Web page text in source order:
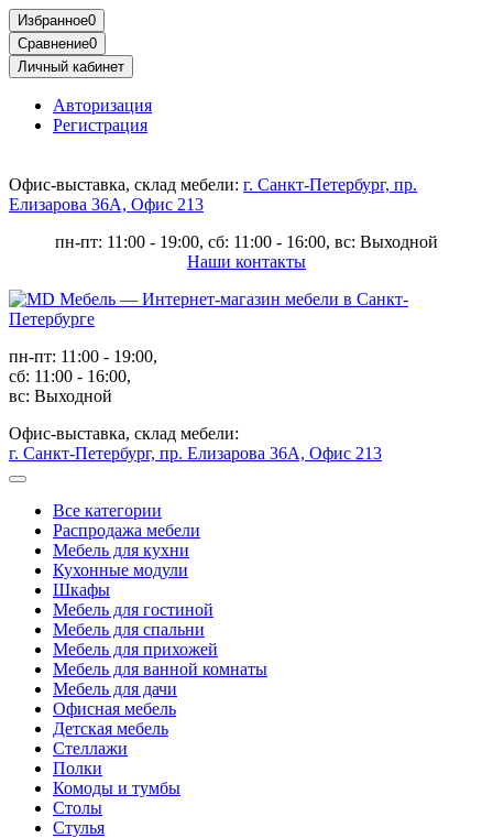
Избранное0
Сравнение0
Личный кабинет
Авторизация
Регистрация
Офис-выставка, склад мебели: г. Санкт-Петербург, пр.
Елизарова 36А, Офис 213
пн-пт: 11:00 - 19:00, сб: 11:00 - 16:00, вс: Выходной
Наши контакты
пн-пт: 11:00 - 19:00,
сб: 11:00 - 16:00,
вс: Выходной
Офис-выставка, склад мебели:
г. Санкт-Петербург, пр. Елизарова 36А, Офис 213
Все категории
Распродажа мебели
Мебель для кухни
Кухонные модули
Шкафы
Мебель для гостиной
Мебель для спальни
Мебель для прихожей
Мебель для ванной комнаты
Мебель для дачи
Офисная мебель
Детская мебель
Стеллажи
Полки
Комоды и тумбы
Столы
Стулья